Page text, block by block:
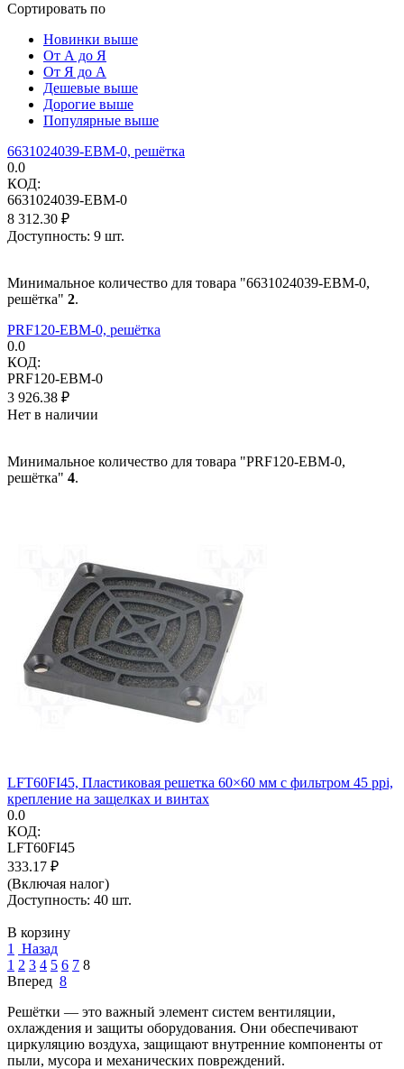
Сортировать по
Новинки выше
От А до Я
От Я до А
Дешевые выше
Дорогие выше
Популярные выше
6631024039-EBM-0, решётка
0.0
КОД:
6631024039-EBM-0
8 312.30 ₽
Доступность: 9 шт.
Минимальное количество для товара "6631024039-EBM-0,
решётка" 2.
PRF120-EBM-0, решётка
0.0
КОД:
PRF120-EBM-0
3 926.38 ₽
Нет в наличии
Минимальное количество для товара "PRF120-EBM-0,
решётка" 4.
LFT60FI45, Пластиковая решетка 60×60 мм с фильтром 45 ppi,
крепление на защелках и винтах
0.0
КОД:
LFT60FI45
333.17 ₽
(Включая налог)
Доступность: 40 шт.
В корзину
1
Назад
1 2 3 4 5 6 7 8
Вперед 8
Решётки — это важный элемент систем вентиляции,
охлаждения и защиты оборудования. Они обеспечивают
циркуляцию воздуха, защищают внутренние компоненты от
пыли, мусора и механических повреждений.